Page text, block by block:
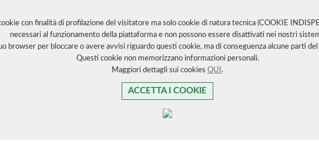
con finalità di profilazione del visitatore ma solo cookie di natura tecnica (COOKIE
necessari al funzionamento della piattaforma e non possono essere disattivati nei nostri
browser per bloccare o avere avvisi riguardo questi cookie, ma di conseguenza alcune parti
Questi cookie non memorizzano informazioni personali.
Maggiori dettagli sui cookies QUI .
ACCETTA I COOKIE